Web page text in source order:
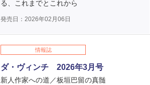
る、これまでとこれから
発売日：2026年02月06日
情報誌
ダ・ヴィンチ 2026年3月号
新人作家への道／板垣巴留の真髄